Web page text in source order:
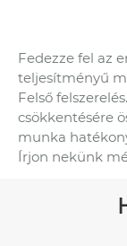
Fedezze fel az
teljesítményű
Felső
csökkentésére
munka
Írjon nekünk